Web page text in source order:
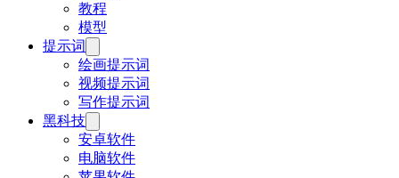
教程
模型
提示词
绘画提示词
视频提示词
写作提示词
黑科技
安卓软件
电脑软件